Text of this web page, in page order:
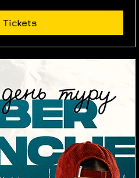
Tickets